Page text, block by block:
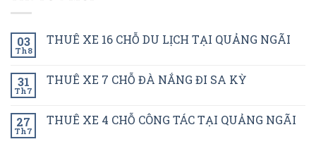
03
Th8
THUÊ XE 16 CHỖ DU LỊCH TẠI QUẢNG NGÃI
31
Th7
THUÊ XE 7 CHỖ ĐÀ NẮNG ĐI SA KỲ
27
Th7
THUÊ XE 4 CHỖ CÔNG TÁC TẠI QUẢNG NGÃI